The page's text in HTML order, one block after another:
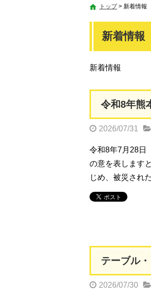
トップ> 新着情報
新着情報
新着情報
令和8年熊
2026/07/31
令和8年7月28日
の意を表します
じめ、被災され
テーブル
2026/07/30